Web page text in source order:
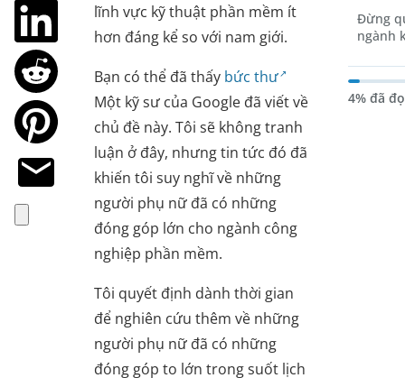
lĩnh vực kỹ thuật phần mềm ít
hơn đáng kể so với nam giới.
Bạn có thể đã thấy bức thư
Một kỹ sư của Google đã viết về
chủ đề này. Tôi sẽ không tranh
luận ở đây, nhưng tin tức đó đã
khiến tôi suy nghĩ về những
người phụ nữ đã có những
đóng góp lớn cho ngành công
nghiệp phần mềm.
Tôi quyết định dành thời gian
để nghiên cứu thêm về những
người phụ nữ đã có những
đóng góp to lớn trong suốt lịch
Đừng
ngành
4% đã